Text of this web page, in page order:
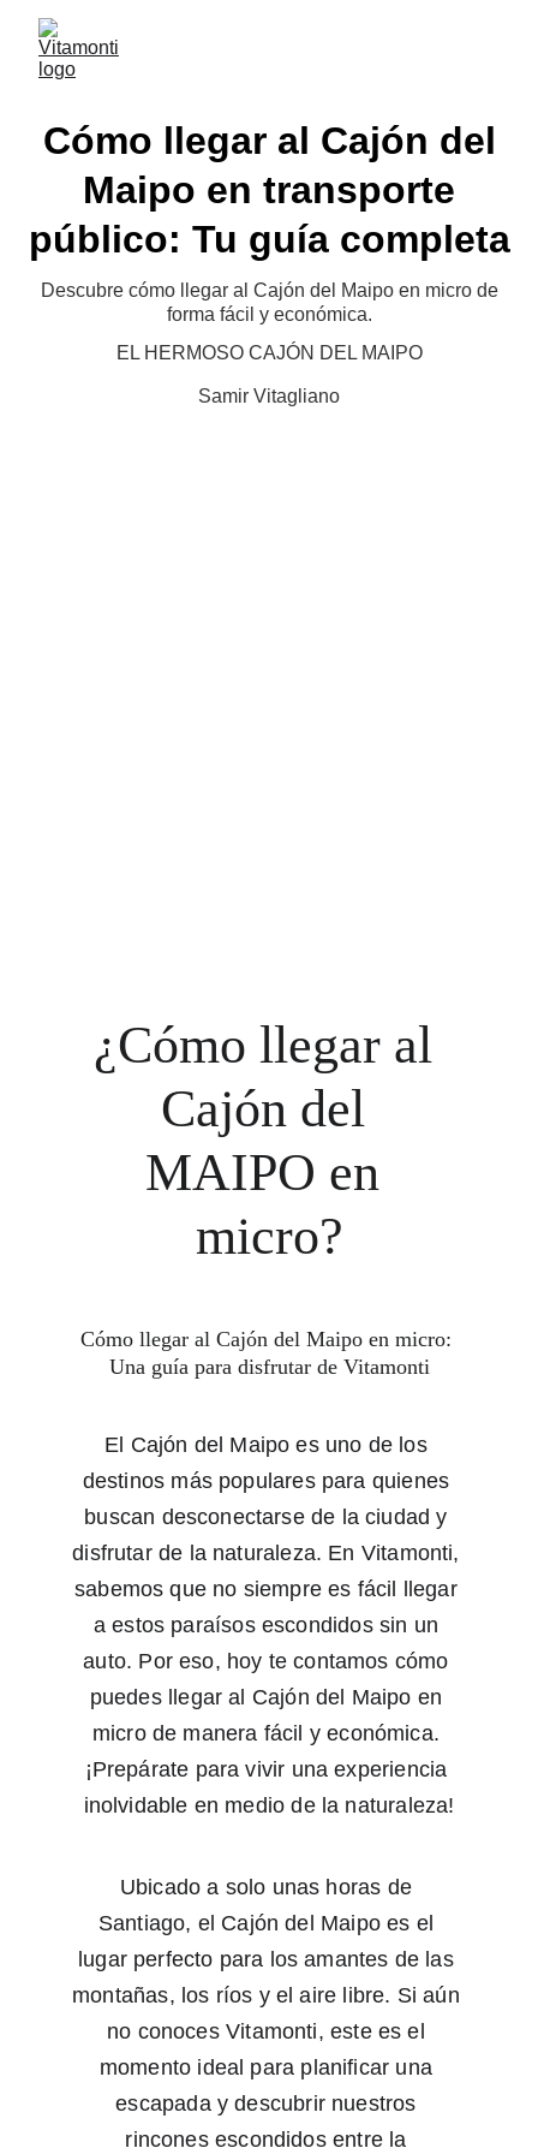
Cómo llegar al Cajón del
Maipo en transporte
público: Tu guía completa
Descubre cómo llegar al Cajón del Maipo en micro de
forma fácil y económica.
EL HERMOSO CAJÓN DEL MAIPO
Samir Vitagliano
¿Cómo llegar al
Cajón del
MAIPO en
micro?
Cómo llegar al Cajón del Maipo en micro:
Una guía para disfrutar de Vitamonti
El Cajón del Maipo es uno de los
destinos más populares para quienes
buscan desconectarse de la ciudad y
disfrutar de la naturaleza. En Vitamonti,
sabemos que no siempre es fácil llegar
a estos paraísos escondidos sin un
auto. Por eso, hoy te contamos cómo
puedes llegar al Cajón del Maipo en
micro de manera fácil y económica.
¡Prepárate para vivir una experiencia
inolvidable en medio de la naturaleza!
Ubicado a solo unas horas de
Santiago, el Cajón del Maipo es el
lugar perfecto para los amantes de las
montañas, los ríos y el aire libre. Si aún
no conoces Vitamonti, este es el
momento ideal para planificar una
escapada y descubrir nuestros
rincones escondidos entre la